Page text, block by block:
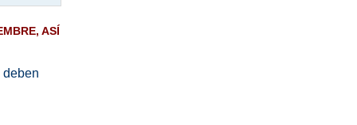
ASÍ
deben